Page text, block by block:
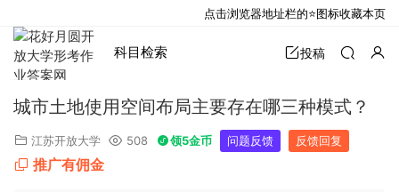
科目检索 投稿
城市土地使用空间布局主要存在哪三种模式？
江苏开放大学 508 领5金币 问题反馈 反馈回复
推广有佣金
点击浏览器地址栏的⭐图标收藏本页